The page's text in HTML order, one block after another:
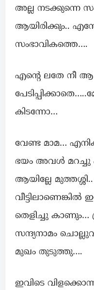
അല്ല നടക്കുന്നെ
ആയിരിക്കും..
സംഭാവികത്തെ….
എന്റെ ലതേ നീ
കിടന്നോ…
വേണ്ട മാമ…
ഭയം അവൾ മറച്ചു
ആയില്ലേ
വീട്ടിലാണെങ്കിൽ
തെളിച്ചു കാണും…
സന്ദ്യനാമം
മുഖം തുടുത്തു….
ഇവിടെ